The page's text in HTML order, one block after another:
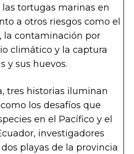
tortugas marinas en
a otros riesgos como el
la contaminación por
climático y la captura
y sus huevos.
tres historias iluminan
los desafíos que
en el Pacífico y el
investigadores
playas de la provincia